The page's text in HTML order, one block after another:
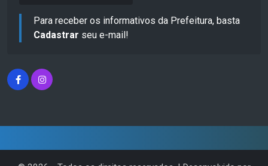
Para receber os informativos da Prefeitura, basta
Cadastrar seu e-mail!